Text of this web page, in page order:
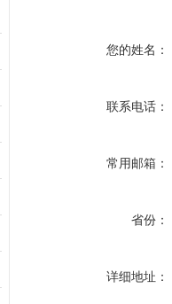
您的姓名：
联系电话：
常用邮箱：
省份：
详细地址：